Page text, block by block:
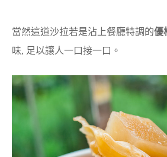
當然這道沙拉若是沾上餐廳特調的優
味, 足以讓人一口接一口。